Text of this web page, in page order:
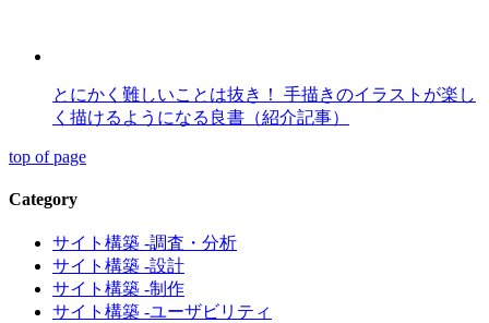
とにかく難しいことは抜き！ 手描きのイラストが楽し
く描けるようになる良書（紹介記事）
top of page
Category
サイト構築 -調査・分析
サイト構築 -設計
サイト構築 -制作
サイト構築 -ユーザビリティ